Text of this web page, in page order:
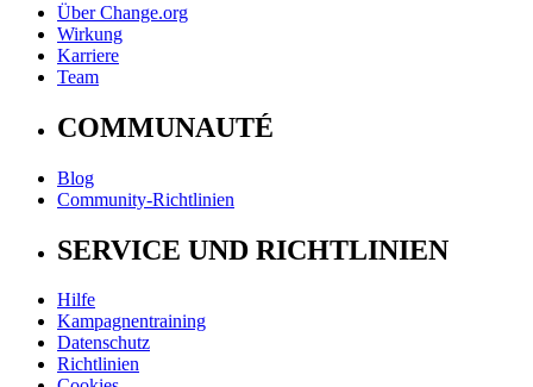
Über Change.org
Wirkung
Karriere
Team
COMMUNAUTÉ
Blog
Community-Richtlinien
SERVICE UND RICHTLINIEN
Hilfe
Kampagnentraining
Datenschutz
Richtlinien